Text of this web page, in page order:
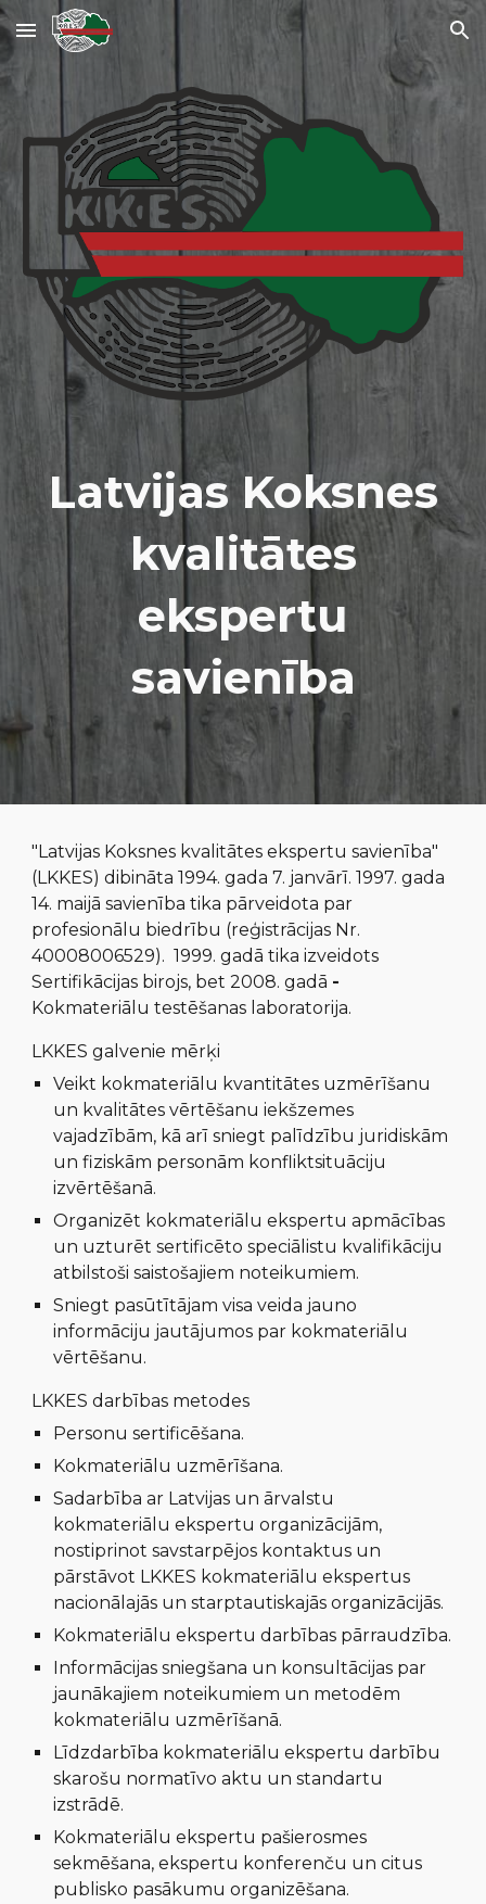
Skip to main content Skip to navigation
Latvijas Koksnes
kvalitātes
ekspertu
savienība
"Latvijas Koksnes kvalitātes ekspertu savienība"
(LKKES) dibināta 1994. gada 7. janvārī. 1997. gada
14. maijā savienība tika pārveidota par
profesionālu biedrību (reģistrācijas Nr.
40008006529). 1999. gadā tika izveidots
Sertifikācijas birojs, bet 2008. gadā -
Kokmateriālu testēšanas laboratorija.
LKKES galvenie mērķi
Veikt kokmateriālu kvantitātes uzmērīšanu
un kvalitātes vērtēšanu iekšzemes
vajadzībām, kā arī sniegt palīdzību juridiskām
un fiziskām personām konfliktsituāciju
izvērtēšanā.
Organizēt kokmateriālu ekspertu apmācības
un uzturēt sertificēto speciālistu kvalifikāciju
atbilstoši saistošajiem noteikumiem.
Sniegt pasūtītājam visa veida jauno
informāciju jautājumos par kokmateriālu
vērtēšanu.
LKKES darbības metodes
Personu sertificēšana.
Kokmateriālu uzmērīšana.
Sadarbība ar Latvijas un ārvalstu
kokmateriālu ekspertu organizācijām,
nostiprinot savstarpējos kontaktus un
pārstāvot LKKES kokmateriālu ekspertus
nacionālajās un starptautiskajās organizācijās.
Kokmateriālu ekspertu darbības pārraudzība.
Informācijas sniegšana un konsultācijas par
jaunākajiem noteikumiem un metodēm
kokmateriālu uzmērīšanā.
Līdzdarbība kokmateriālu ekspertu darbību
skarošu normatīvo aktu un standartu
izstrādē.
Kokmateriālu ekspertu pašierosmes
sekmēšana, ekspertu konferenču un citus
publisko pasākumu organizēšana.